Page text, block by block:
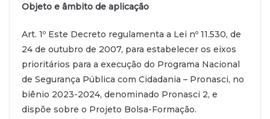
Objeto e âmbito de aplicação
Art. 1º Este Decreto regulamenta a Lei nº 11.530, de
24 de outubro de 2007, para estabelecer os eixos
prioritários para a execução do Programa Nacional
de Segurança Pública com Cidadania – Pronasci, no
biênio 2023-2024, denominado Pronasci 2, e
dispõe sobre o Projeto Bolsa-Formação.